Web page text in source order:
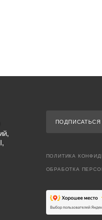
ПОДПИСАТЬСЯ
ПОЛИТИКА
ОБРАБОТКА